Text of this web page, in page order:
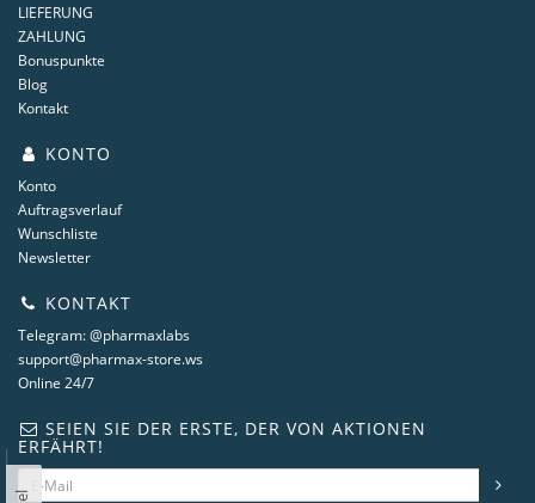
LIEFERUNG
ZAHLUNG
Bonuspunkte
Blog
Kontakt
KONTO
Konto
Auftragsverlauf
Wunschliste
Newsletter
KONTAKT
Telegram: @pharmaxlabs
support@pharmax-store.ws
Online 24/7
SEIEN SIE DER ERSTE, DER VON AKTIONEN
ERFÄHRT!